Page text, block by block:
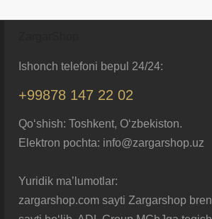
Ishonch telefoni bepul 24/24:
+99878 147 22 02
Qo‘shish: Toshkent, O‘zbekiston.
Elektron pochta: info@zargarshop.uz
Yuridik ma’lumotlar:
zargarshop.com sayti Zargarshop